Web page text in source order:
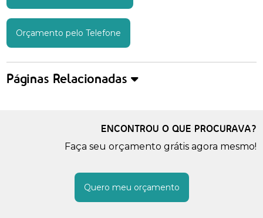
Orçamento pelo Telefone
Páginas Relacionadas
ENCONTROU O QUE PROCURAVA?
Faça seu orçamento grátis agora mesmo!
Quero meu orçamento